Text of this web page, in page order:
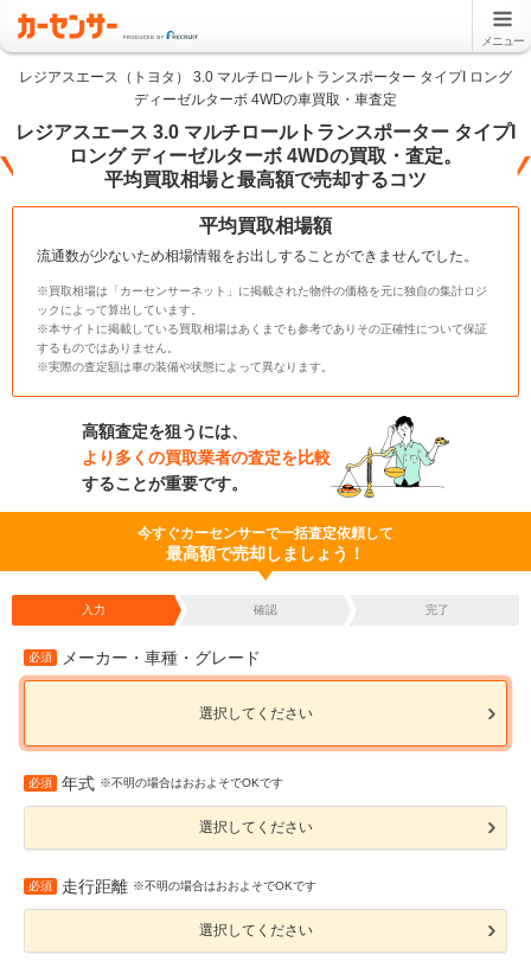
メニュー
レジアスエース（トヨタ） 3.0 マルチロールトランスポーター タイプI ロング
ディーゼルターボ 4WDの車買取・車査定
レジアスエース 3.0 マルチロールトランスポーター タイプI
ロング ディーゼルターボ 4WDの買取・査定。
平均買取相場と最高額で売却するコツ
平均買取相場額
流通数が少ないため相場情報をお出しすることができませんでした。
※買取相場は「カーセンサーネット」に掲載された物件の価格を元に独自の集計ロジ
ックによって算出しています。
※本サイトに掲載している買取相場はあくまでも参考でありその正確性について保証
するものではありません。
※実際の査定額は車の装備や状態によって異なります。
高額査定を狙うには、
より多くの買取業者の査定を比較
することが重要です。
今すぐカーセンサーで一括査定依頼して
最高額で売却しましょう！
入力 確認 完了
必須 メーカー・車種・グレード
選択してください
必須 年式 ※不明の場合はおおよそでOKです
選択してください
必須 走行距離 ※不明の場合はおおよそでOKです
選択してください